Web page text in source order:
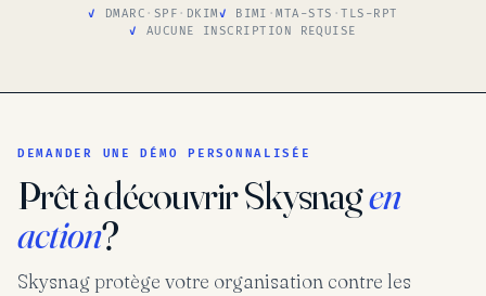
DMARC · SPF · DKIM BIMI ·MTA-STS ·TLS-RPT
AUCUNE INSCRIPTION REQUISE
DEMANDER UNE DÉMO PERSONNALISÉE
Prêt à découvrir Skysnagen
action?
Skysnag protège votre organisation contre les